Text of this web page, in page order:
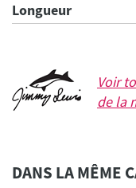
Longueur
Voir
de la
DANS LA MÊME